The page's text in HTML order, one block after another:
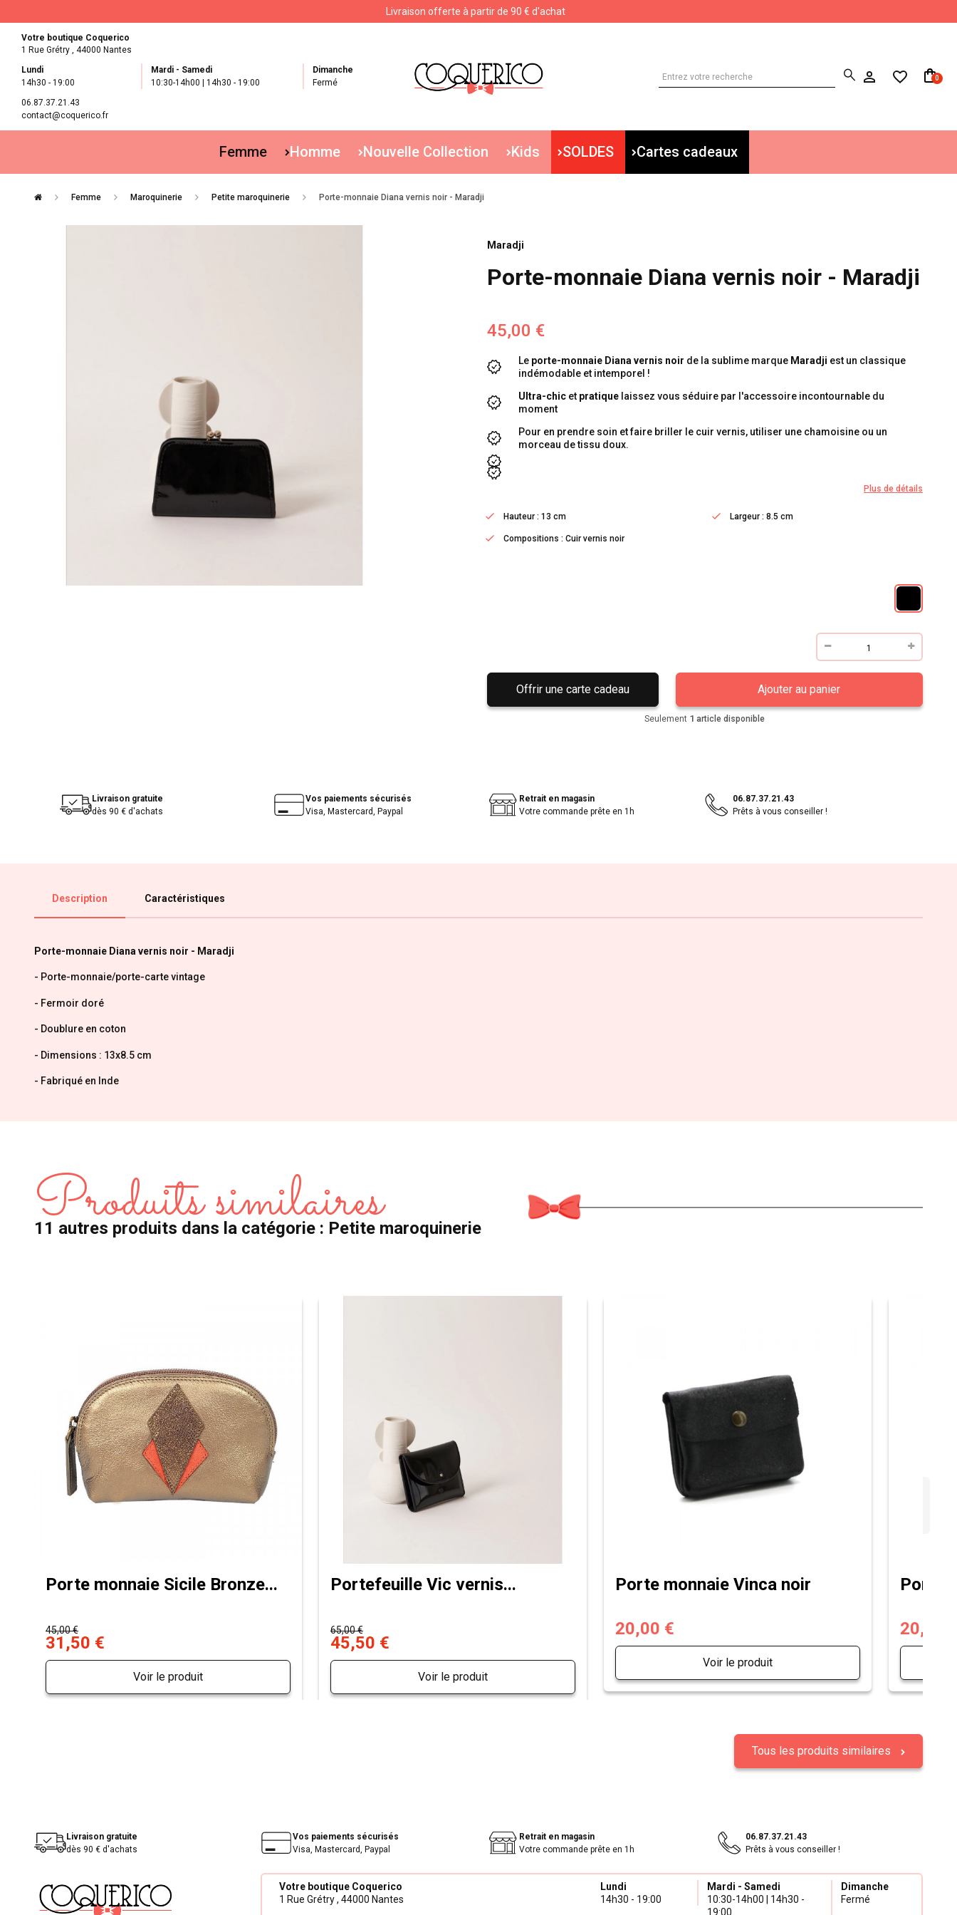
Livraison offerte à partir de 90 € d'achat
Votre boutique Coquerico
1 Rue Grétry , 44000 Nantes
Lundi
14h30 - 19:00
Mardi - Samedi
10:30-14h00 | 14h30 - 19:00
Dimanche
Fermé
06.87.37.21.43
contact@coquerico.fr
0
Femme Homme Nouvelle Collection Kids SOLDES Cartes cadeaux
Femme Maroquinerie Petite maroquinerie Porte-monnaie Diana vernis noir - Maradji
Maradji
Porte-monnaie Diana vernis noir - Maradji
45,00 €
Le porte-monnaie Diana vernis noir de la sublime marqueMaradji est un classique
indémodable et intemporel !
Ultra-chicet pratiquelaissez vous séduire par l'accessoire incontournable du
moment
Pour en prendre soin et faire briller le cuir vernis, utiliser une chamoisine ou un
morceau de tissu doux.
Plus de détails
Hauteur : 13 cm Largeur : 8.5 cm
Compositions : Cuir vernis noir
Ajouter au panier
Offrir une carte cadeau
Seulement 1 article disponible
Livraison gratuite
dès 90 € d'achats
Vos paiements sécurisés
Visa, Mastercard, Paypal
Retrait en magasin
Votre commande prête en 1h
06.87.37.21.43
Prêts à vous conseiller !
Description Caractéristiques
Porte-monnaie Diana vernis noir - Maradji
- Porte-monnaie/porte-carte vintage
- Fermoir doré
- Doublure en coton
- Dimensions : 13x8.5 cm
- Fabriqué en Inde
Produits similaires
11 autres produits dans la catégorie : Petite maroquinerie
Porte monnaie Sicile Bronze...
45,00 €
31,50 €
Voir le produit
Portefeuille Vic vernis...
65,00 €
45,50 €
Voir le produit
Porte monnaie Vinca noir
20,00 €
Voir le produit
Porte
20,00
Tous les produits similaires
Livraison gratuite
dès 90 € d'achats
Vos paiements sécurisés
Visa, Mastercard, Paypal
Retrait en magasin
Votre commande prête en 1h
06.87.37.21.43
Prêts à vous conseiller !
Votre boutique Coquerico
1 Rue Grétry , 44000 Nantes
Lundi
14h30 - 19:00
Mardi - Samedi
10:30-14h00 | 14h30 -
19:00
Dimanche
Fermé